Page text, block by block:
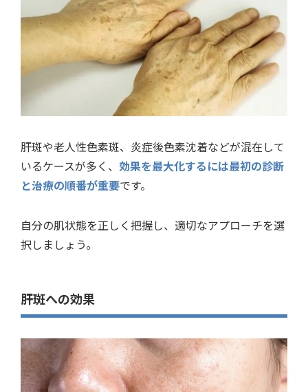
肝斑や老人性色素斑、炎症後色素沈着などが混在して
いるケースが多く、 効果を最大化するには最初の診断
と治療の順番が重要です。
自分の肌状態を正しく把握し、適切なアプローチを選
択しましょう。
肝斑への効果